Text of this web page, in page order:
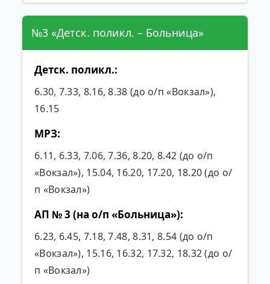
№3 «Детск. поликл. – Больница»
Детск. поликл.:
6.30, 7.33, 8.16, 8.38 (до о/п «Вокзал»),
16.15
МРЗ:
6.11, 6.33, 7.06, 7.36, 8.20, 8.42 (до о/п
«Вокзал»), 15.04, 16.20, 17.20, 18.20 (до о/
п «Вокзал»)
АП № 3 (на о/п «Больница»):
6.23, 6.45, 7.18, 7.48, 8.31, 8.54 (до о/п
«Вокзал»), 15.16, 16.32, 17.32, 18.32 (до о/
п «Вокзал»)